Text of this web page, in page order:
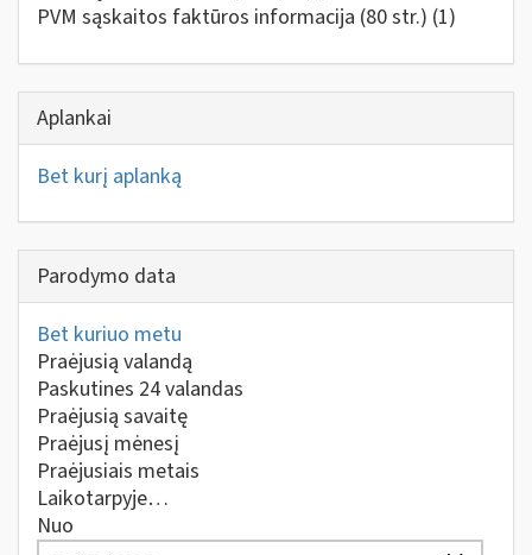
PVM sąskaitos faktūros informacija (80 str.) (1)
Aplankai
Bet kurį aplanką
Parodymo data
Bet kuriuo metu
Praėjusią valandą
Paskutines 24 valandas
Praėjusią savaitę
Praėjusį mėnesį
Praėjusiais metais
Laikotarpyje…
Nuo